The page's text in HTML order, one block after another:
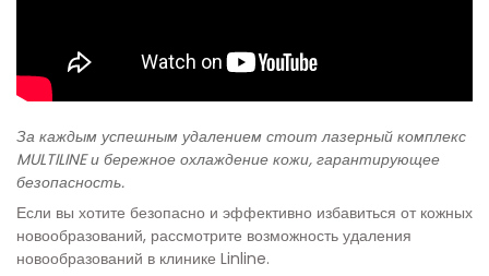
За каждым успешным удалением стоит лазерный комплекс
MULTILINE и бережное охлаждение кожи, гарантирующее
безопасность.
Если вы хотите безопасно и эффективно избавиться от кожных
новообразований, рассмотрите возможность удаления
новообразований в клинике Linline.